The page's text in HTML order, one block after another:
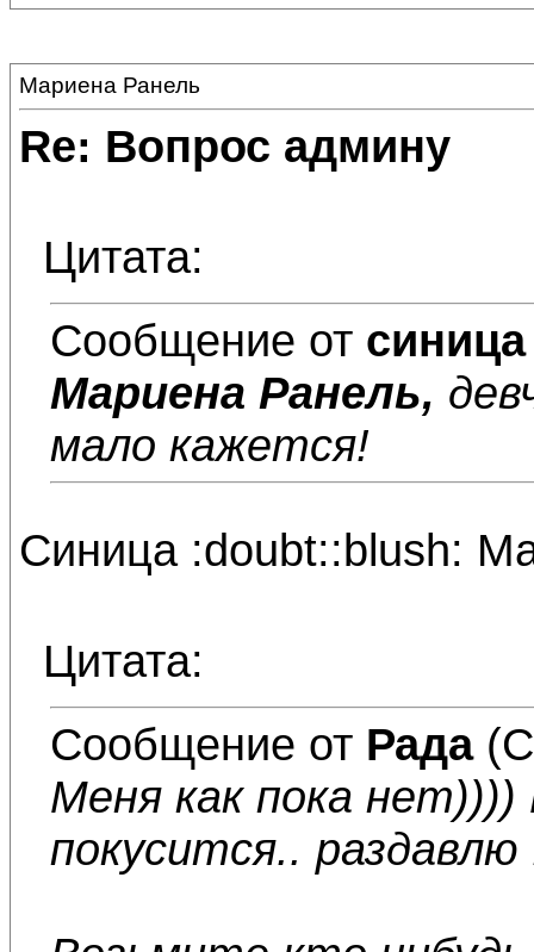
Мариена Ранель
Re: Вопрос админу
Цитата:
Сообщение от синица
Мариена Ранель,
мало кажется!
Синица :doubt::blush:
Цитата:
Сообщение от Рада
Меня как пока
покусится.. раздавлю